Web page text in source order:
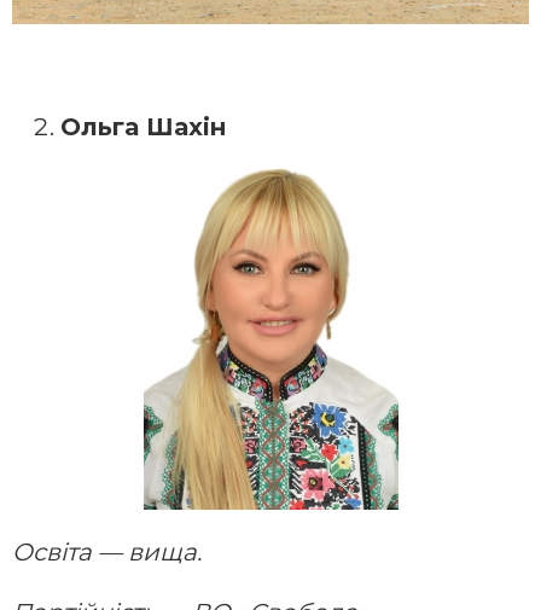
Ольга Шахін
Освіта — вища.